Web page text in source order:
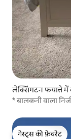
लेक्सिंगटन फयात्ते में
* बालकनी वाला
गेस्ट्स की फ़ेवरेट